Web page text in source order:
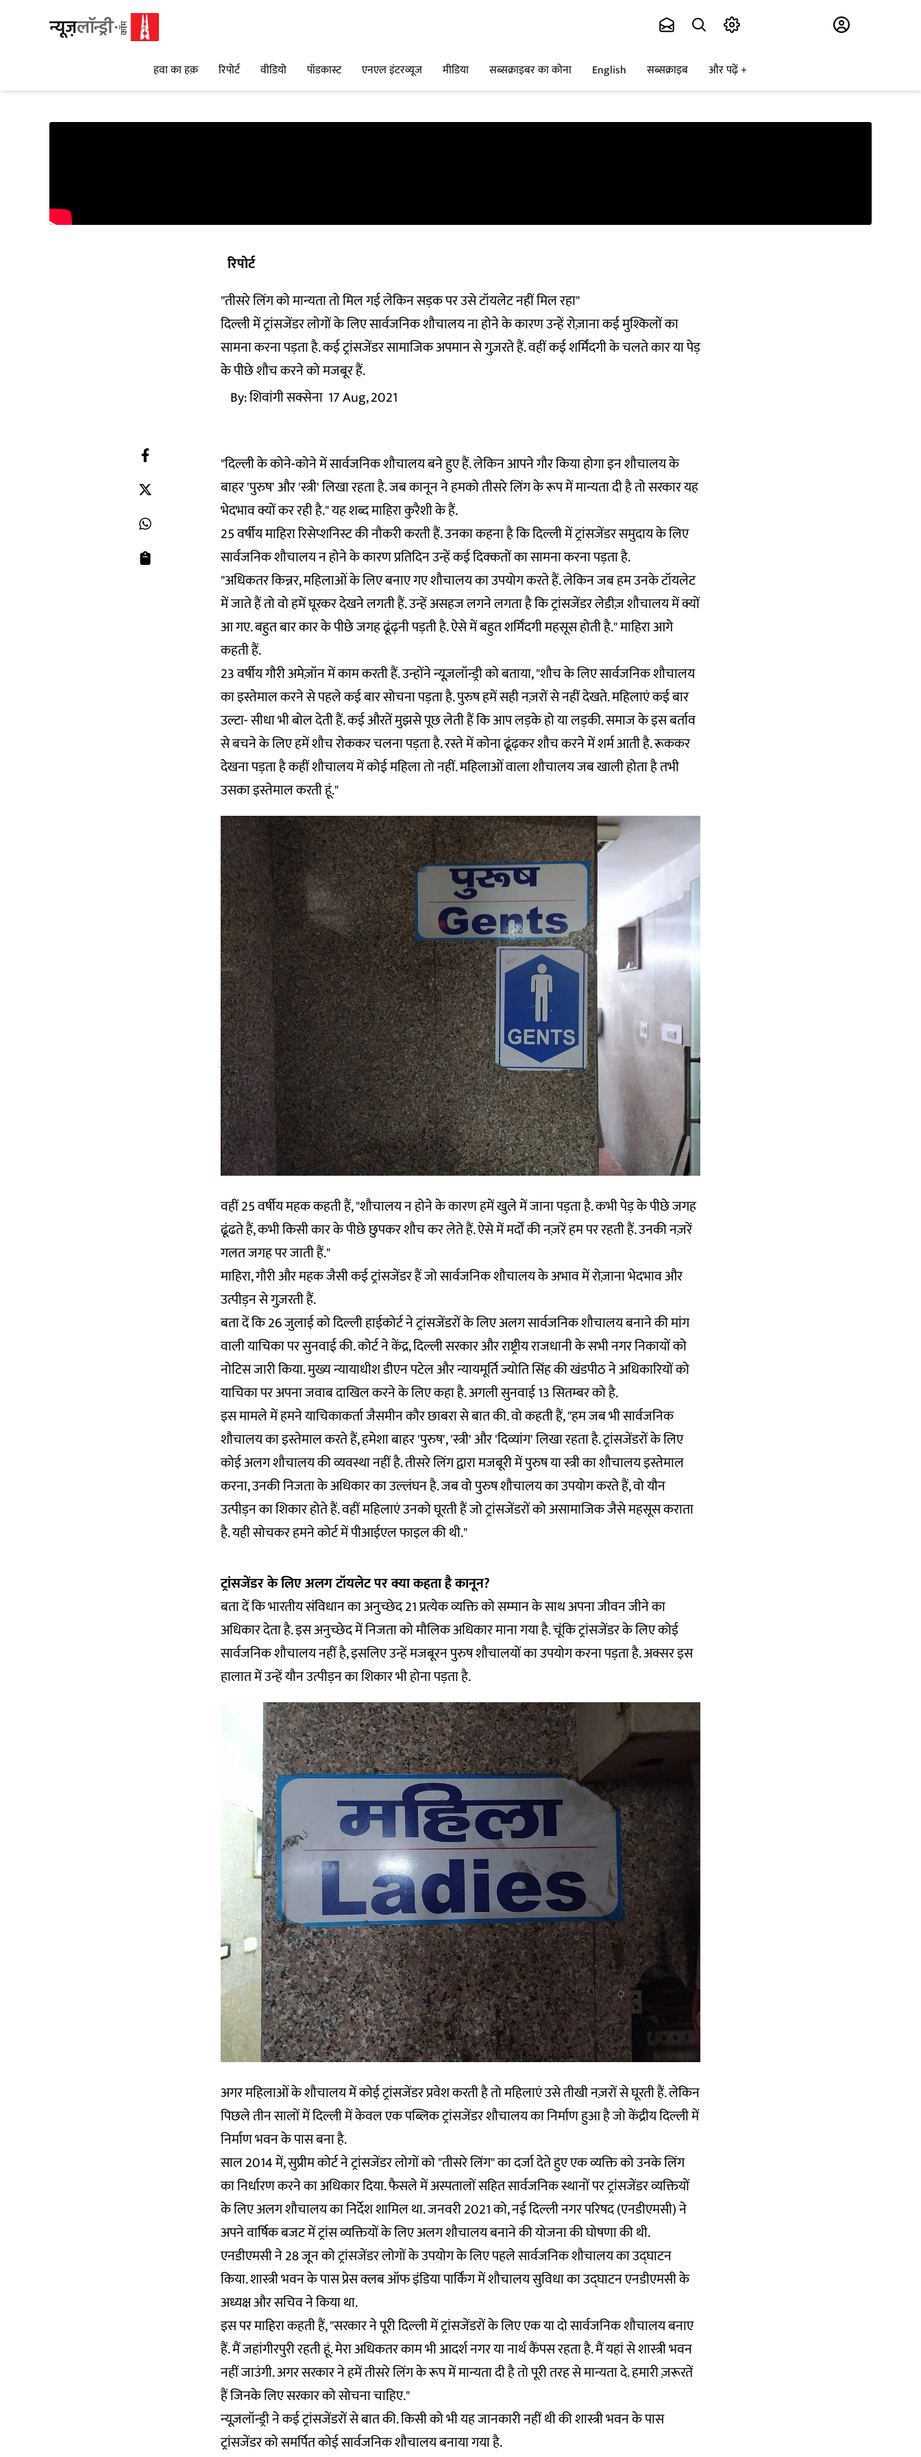
हवा का हक़ रिपोर्ट वीडियो पॉडकास्ट एनएल इंटरव्यूज मीडिया सब्सक्राइबर का कोना English सब्सक्राइब और पढ़ें
रिपोर्ट
"तीसरे लिंग को मान्यता तो मिल गई लेकिन सड़क पर उसे टॉयलेट नहीं मिल रहा"
दिल्ली में ट्रांसजेंडर लोगों के लिए सार्वजनिक शौचालय ना होने के कारण उन्हें रोज़ाना कई मुश्किलों का
सामना करना पड़ता है. कई ट्रांसजेंडर सामाजिक अपमान से गुज़रते हैं. वहीं कई शर्मिंदगी के चलते कार या पेड़
के पीछे शौच करने को मजबूर हैं.
By:शिवांगी सक्सेना 17 Aug, 2021
"दिल्ली के कोने-कोने में सार्वजनिक शौचालय बने हुए हैं. लेकिन आपने गौर किया होगा इन शौचालय के
बाहर 'पुरुष' और 'स्त्री' लिखा रहता है. जब कानून ने हमको तीसरे लिंग के रूप में मान्यता दी है तो सरकार यह
भेदभाव क्यों कर रही है." यह शब्द माहिरा कुरैशी के हैं.
25 वर्षीय माहिरा रिसेप्शनिस्ट की नौकरी करती हैं. उनका कहना है कि दिल्ली में ट्रांसजेंडर समुदाय के लिए
सार्वजनिक शौचालय न होने के कारण प्रतिदिन उन्हें कई दिक्कतों का सामना करना पड़ता है.
"अधिकतर किन्नर, महिलाओं के लिए बनाए गए शौचालय का उपयोग करते हैं. लेकिन जब हम उनके टॉयलेट
में जाते हैं तो वो हमें घूरकर देखने लगती हैं. उन्हें असहज लगने लगता है कि ट्रांसजेंडर लेडीज़ शौचालय में क्यों
आ गए. बहुत बार कार के पीछे जगह ढूंढ़नी पड़ती है. ऐसे में बहुत शर्मिंदगी महसूस होती है." माहिरा आगे
कहती हैं.
23 वर्षीय गौरी अमेज़ॉन में काम करती हैं. उन्होंने न्यूज़लॉन्ड्री को बताया, "शौच के लिए सार्वजनिक शौचालय
का इस्तेमाल करने से पहले कई बार सोचना पड़ता है. पुरुष हमें सही नज़रों से नहीं देखते. महिलाएं कई बार
उल्टा- सीधा भी बोल देती हैं. कई औरतें मुझसे पूछ लेती हैं कि आप लड़के हो या लड़की. समाज के इस बर्ताव
से बचने के लिए हमें शौच रोककर चलना पड़ता है. रस्ते में कोना ढूंढ़कर शौच करने में शर्म आती है. रूककर
देखना पड़ता है कहीं शौचालय में कोई महिला तो नहीं. महिलाओं वाला शौचालय जब खाली होता है तभी
उसका इस्तेमाल करती हूं."
वहीं 25 वर्षीय महक कहती हैं, "शौचालय न होने के कारण हमें खुले में जाना पड़ता है. कभी पेड़ के पीछे जगह
ढूंढते हैं, कभी किसी कार के पीछे छुपकर शौच कर लेते हैं. ऐसे में मर्दों की नज़रें हम पर रहती हैं. उनकी नज़रें
गलत जगह पर जाती हैं."
माहिरा, गौरी और महक जैसी कई ट्रांसजेंडर हैं जो सार्वजनिक शौचालय के अभाव में रोज़ाना भेदभाव और
उत्पीड़न से गुज़रती हैं.
बता दें कि 26 जुलाई को दिल्ली हाईकोर्ट ने ट्रांसजेंडरों के लिए अलग सार्वजनिक शौचालय बनाने की मांग
वाली याचिका पर सुनवाई की. कोर्ट ने केंद्र, दिल्ली सरकार और राष्ट्रीय राजधानी के सभी नगर निकायों को
नोटिस जारी किया. मुख्य न्यायाधीश डीएन पटेल और न्यायमूर्ति ज्योति सिंह की खंडपीठ ने अधिकारियों को
याचिका पर अपना जवाब दाखिल करने के लिए कहा है. अगली सुनवाई 13 सितम्बर को है.
इस मामले में हमने याचिकाकर्ता जैसमीन कौर छाबरा से बात की. वो कहती हैं, "हम जब भी सार्वजनिक
शौचालय का इस्तेमाल करते हैं, हमेशा बाहर 'पुरुष', 'स्त्री' और 'दिव्यांग' लिखा रहता है. ट्रांसजेंडरों के लिए
कोई अलग शौचालय की व्यवस्था नहीं है. तीसरे लिंग द्वारा मजबूरी में पुरुष या स्त्री का शौचालय इस्तेमाल
करना, उनकी निजता के अधिकार का उल्लंघन है. जब वो पुरुष शौचालय का उपयोग करते हैं, वो यौन
उत्पीड़न का शिकार होते हैं. वहीं महिलाएं उनको घूरती हैं जो ट्रांसजेंडरों को असामाजिक जैसे महसूस कराता
है. यही सोचकर हमने कोर्ट में पीआईएल फाइल की थी."
ट्रांसजेंडर के लिए अलग टॉयलेट पर क्या कहता है कानून?
बता दें कि भारतीय संविधान का अनुच्छेद 21 प्रत्येक व्यक्ति को सम्मान के साथ अपना जीवन जीने का
अधिकार देता है. इस अनुच्छेद में निजता को मौलिक अधिकार माना गया है. चूंकि ट्रांसजेंडर के लिए कोई
सार्वजनिक शौचालय नहीं है, इसलिए उन्हें मजबूरन पुरुष शौचालयों का उपयोग करना पड़ता है. अक्सर इस
हालात में उन्हें यौन उत्पीड़न का शिकार भी होना पड़ता है.
अगर महिलाओं के शौचालय में कोई ट्रांसजेंडर प्रवेश करती है तो महिलाएं उसे तीखी नज़रों से घूरती हैं. लेकिन
पिछले तीन सालों में दिल्ली में केवल एक पब्लिक ट्रांसजेंडर शौचालय का निर्माण हुआ है जो केंद्रीय दिल्ली में
निर्माण भवन के पास बना है.
साल 2014 में, सुप्रीम कोर्ट ने ट्रांसजेंडर लोगों को "तीसरे लिंग" का दर्जा देते हुए एक व्यक्ति को उनके लिंग
का निर्धारण करने का अधिकार दिया. फैसले में अस्पतालों सहित सार्वजनिक स्थानों पर ट्रांसजेंडर व्यक्तियों
के लिए अलग शौचालय का निर्देश शामिल था. जनवरी 2021 को, नई दिल्ली नगर परिषद (एनडीएमसी) ने
अपने वार्षिक बजट में ट्रांस व्यक्तियों के लिए अलग शौचालय बनाने की योजना की घोषणा की थी.
एनडीएमसी ने 28 जून को ट्रांसजेंडर लोगों के उपयोग के लिए पहले सार्वजनिक शौचालय का उद्घाटन
किया. शास्त्री भवन के पास प्रेस क्लब ऑफ इंडिया पार्किंग में शौचालय सुविधा का उद्घाटन एनडीएमसी के
अध्यक्ष और सचिव ने किया था.
इस पर माहिरा कहती हैं, "सरकार ने पूरी दिल्ली में ट्रांसजेंडरों के लिए एक या दो सार्वजनिक शौचालय बनाए
हैं. मैं जहांगीरपुरी रहती हूं. मेरा अधिकतर काम भी आदर्श नगर या नार्थ कैंपस रहता है. मैं यहां से शास्त्री भवन
नहीं जाउंगी. अगर सरकार ने हमें तीसरे लिंग के रूप में मान्यता दी है तो पूरी तरह से मान्यता दे. हमारी ज़रूरतें
हैं जिनके लिए सरकार को सोचना चाहिए."
न्यूज़लॉन्ड्री ने कई ट्रांसजेंडरों से बात की. किसी को भी यह जानकारी नहीं थी की शास्त्री भवन के पास
ट्रांसजेंडर को समर्पित कोई सार्वजनिक शौचालय बनाया गया है.